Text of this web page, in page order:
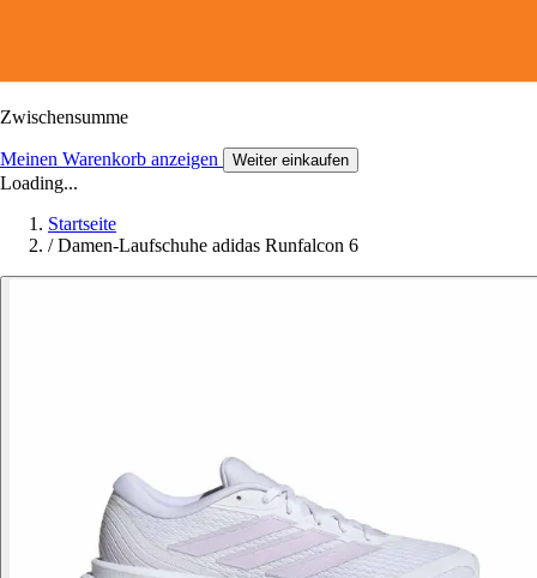
Zwischensumme
Meinen Warenkorb anzeigen Weiter einkaufen
Loading...
Startseite
/ Damen-Laufschuhe adidas Runfalcon 6